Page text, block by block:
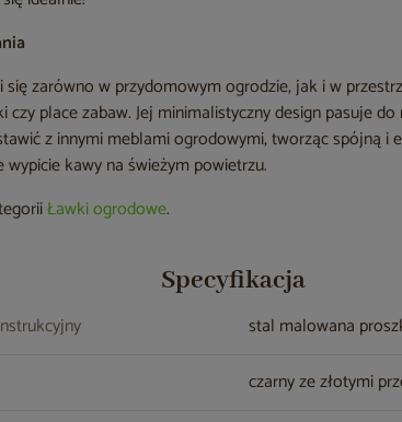
zarówno w przydomowym ogrodzie, jak i w
czy place zabaw. Jej minimalistyczny design pasuje
z innymi meblami ogrodowymi, tworząc spójną i
kawy na świeżym powietrzu.
Ławki ogrodowe.
Specyfikacja
stal malowana
czarny ze złotymi